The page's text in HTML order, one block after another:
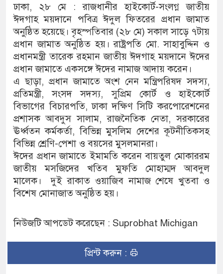
ঢাকা, ২৮ মে : রাজধানীর হাইকোর্ট-সংলগ্ন জাতীয়
ঈদগাহ ময়দানে পবিত্র ঈদুল ফিতরের প্রধান জামাত
অনুষ্ঠিত হয়েছে। বৃহস্পতিবার (২৮ মে) সকাল সাড়ে ৭টায়
প্রধান জামাত অনুষ্ঠিত হয়। রাষ্ট্রপতি মো. সাহাবুদ্দিন ও
প্রধানমন্ত্রী তারেক রহমান জাতীয় ঈদগাহ ময়দানে ঈদের
প্রধান জামাতে একসঙ্গে ঈদের নামাজ আদায় করেন।
এ ছাড়া, প্রধান জামাতে অংশ নেন মন্ত্রিপরিষদ সদস্য,
প্রতিমন্ত্রী, সংসদ সদস্য, সুপ্রিম কোর্ট ও হাইকোর্ট
বিভাগের বিচারপতি, ঢাকা দক্ষিণ সিটি করপোরেশনের
প্রশাসক আবদুস সালাম, রাজনৈতিক নেতা, সরকারের
ঊর্ধ্বতন কর্মকর্তা, বিভিন্ন মুসলিম দেশের কূটনীতিকসহ
বিভিন্ন শ্রেণি-পেশা ও বয়সের মুসলমানরা।
ঈদের প্রধান জামাতে ইমামতি করেন বায়তুল মোকাররম
জাতীয় মসজিদের খতিব মুফতি মোহাম্মদ আবদুল
মালেক। দুই রাকাত ওয়াজিব নামাজ শেষে খুতবা ও
বিশেষ মোনাজাত অনুষ্ঠিত হয়।
নিউজটি আপডেট করেছেন : Suprobhat Michigan
প্রিন্ট করুন :